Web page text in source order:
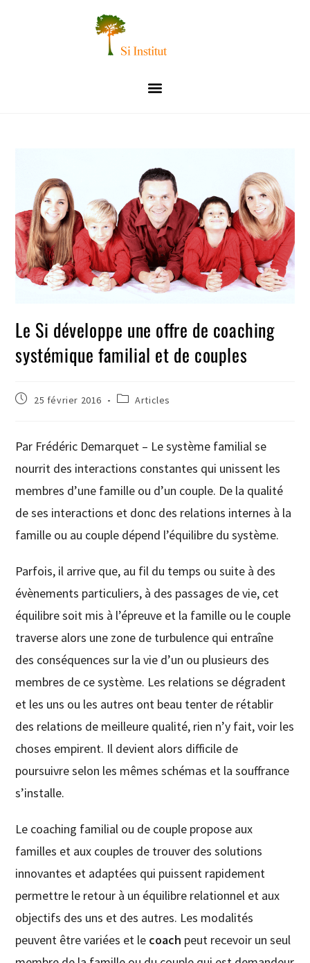
Le Si développe une offre de coaching
systémique familial et de couples
25 février 2016 Articles
Par Frédéric Demarquet – Le système familial se
nourrit des interactions constantes qui unissent les
membres d’une famille ou d’un couple. De la qualité
de ses interactions et donc des relations internes à la
famille ou au couple dépend l’équilibre du système.
Parfois, il arrive que, au fil du temps ou suite à des
évènements particuliers, à des passages de vie, cet
équilibre soit mis à l’épreuve et la famille ou le couple
traverse alors une zone de turbulence qui entraîne
des conséquences sur la vie d’un ou plusieurs des
membres de ce système. Les relations se dégradent
et les uns ou les autres ont beau tenter de rétablir
des relations de meilleure qualité, rien n’y fait, voir les
choses empirent. Il devient alors difficile de
poursuivre selon les mêmes schémas et la souffrance
s’installe.
Le coaching familial ou de couple propose aux
familles et aux couples de trouver des solutions
innovantes et adaptées qui puissent rapidement
permettre le retour à un équilibre relationnel et aux
objectifs des uns et des autres. Les modalités
peuvent être variées et le coach peut recevoir un seul